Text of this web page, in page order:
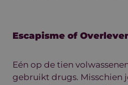
Escapisme of
Eén op de tien
gebruikt drugs. Misschien